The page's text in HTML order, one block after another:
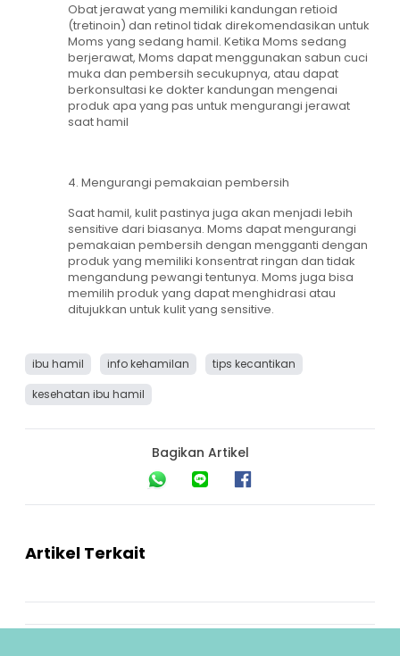
Obat jerawat yang memiliki kandungan retioid
(tretinoin) dan retinol tidak direkomendasikan untuk
Moms yang sedang hamil. Ketika Moms sedang
berjerawat, Moms dapat menggunakan sabun cuci
muka dan pembersih secukupnya, atau dapat
berkonsultasi ke dokter kandungan mengenai
produk apa yang pas untuk mengurangi jerawat
saat hamil
4. Mengurangi pemakaian pembersih
Saat hamil, kulit pastinya juga akan menjadi lebih
sensitive dari biasanya. Moms dapat mengurangi
pemakaian pembersih dengan mengganti dengan
produk yang memiliki konsentrat ringan dan tidak
mengandung pewangi tentunya. Moms juga bisa
memilih produk yang dapat menghidrasi atau
ditujukkan untuk kulit yang sensitive.
ibu hamil info kehamilan
tips kecantikan
kesehatan ibu hamil
Bagikan Artikel
Artikel Terkait